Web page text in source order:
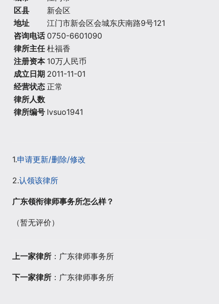
区县
新会区
地址
江门市新会区会城东庆南路9号121
咨询电话 0750-6601090
律所主任 杜福香
注册资本 10万人民币
成立日期 2011-11-01
经营状态 正常
律所人数
律所编号 lvsuo1941
1.申请更新/删除/修改
2.认领该律所
广东领衔律师事务所怎么样？
（暂无评价）
上一家律所 ：广东律师事务所
下一家律所 ：广东律师事务所